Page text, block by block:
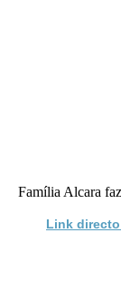
Família Alcara
Link